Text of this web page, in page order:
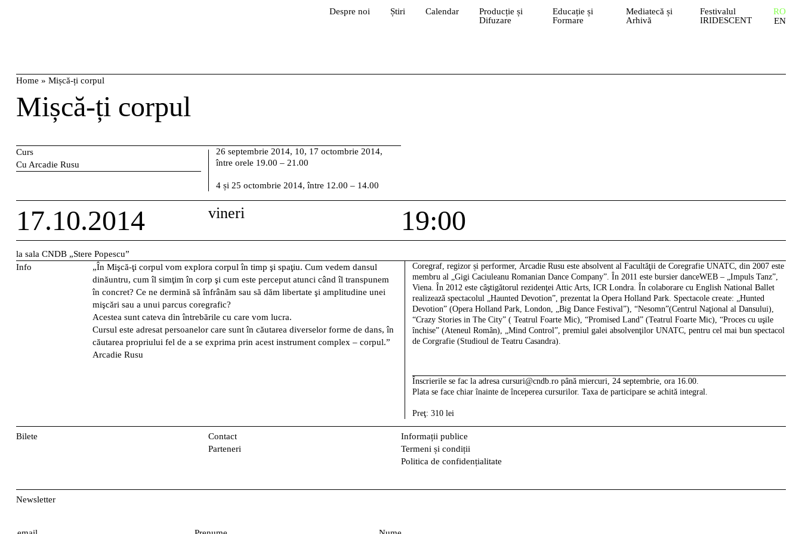
Despre noi Știri Calendar
Producție și
Difuzare
Educație și
Formare
Mediatecă și
Arhivă
Festivalul
IRIDESCENT
RO
EN
Home » Mișcă-ți corpul
Mișcă-ți corpul
Curs
Cu Arcadie Rusu
26 septembrie 2014, 10, 17 octombrie 2014,
între orele 19.00 – 21.00
4 și 25 octombrie 2014, între 12.00 – 14.00
17.10.2014 vineri 19:00
la sala CNDB „Stere Popescu”
Info
„În Mişcă-ţi corpul vom explora corpul în timp şi spaţiu. Cum vedem dansul
dinăuntru, cum îl simţim în corp şi cum este perceput atunci când îl transpunem
în concret? Ce ne dermină să înfrânăm sau să dăm libertate şi amplitudine unei
mişcări sau a unui parcus coregrafic?
Acestea sunt cateva din întrebările cu care vom lucra.
Cursul este adresat persoanelor care sunt în căutarea diverselor forme de dans, în
căutarea propriului fel de a se exprima prin acest instrument complex – corpul.”
Arcadie Rusu
Coregraf, regizor și performer, Arcadie Rusueste absolvent al Facultăţii de Coregrafie UNATC, din 2007 este
membru al „Gigi Caciuleanu Romanian Dance Company”. În 2011 este bursier danceWEB – „Impuls Tanz”,
Viena. În 2012 este câştigătorul rezidenţei Attic Arts, ICR Londra. În colaborare cu English National Ballet
realizează spectacolul „Haunted Devotion”, prezentat la Opera Holland Park. Spectacole create: „Hunted
Devotion” (Opera Holland Park, London, „Big Dance Festival”), “Nesomn”(Centrul Naţional al Dansului),
“Crazy Stories in The City” ( Teatrul Foarte Mic), “Promised Land” (Teatrul Foarte Mic), “Proces cu uşile
închise” (Ateneul Român), „Mind Control”, premiul galei absolvenţilor UNATC, pentru cel mai bun spectacol
de Corgrafie (Studioul de Teatru Casandra).
Înscrierile se fac la adresa cursuri@cndb.ro până miercuri, 24 septembrie, ora 16.00.
Plata se face chiar înainte de începerea cursurilor. Taxa de participare se achită integral.
Preţ: 310 lei
Bilete
Contact
Parteneri
Informații publice
Termeni și condiții
Politica de confidențialitate
Newsletter